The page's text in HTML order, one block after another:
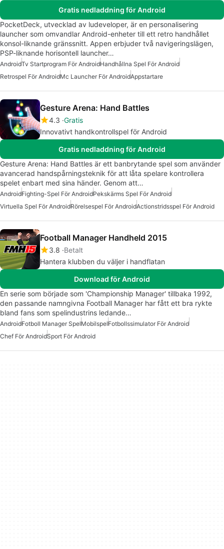
Gratis nedladdning för Android
PocketDeck, utvecklad av ludeveloper, är en personalisering
launcher som omvandlar Android-enheter till ett retro handhållet
konsol-liknande gränssnitt. Appen erbjuder två navigeringslägen,
PSP-liknande horisontell launcher…
AndroidTv Startprogram För AndroidHandhållna Spel För Android
Retrospel För AndroidMc Launcher För AndroidAppstartare
Gesture Arena: Hand Battles
4.3 Gratis
Innovativt handkontrollspel för Android
Gratis nedladdning för Android
Gesture Arena: Hand Battles är ett banbrytande spel som använder
avancerad handspårningsteknik för att låta spelare kontrollera
spelet enbart med sina händer. Genom att…
AndroidFighting-Spel För AndroidPekskärms Spel För Android
Virtuella Spel För AndroidRörelsespel För AndroidActionstridsspel För Android
Football Manager Handheld 2015
3.8 Betalt
Hantera klubben du väljer i handflatan
Download för Android
En serie som började som 'Championship Manager' tillbaka 1992,
den passande namngivna Football Manager har fått ett bra rykte
bland fans som spelindustrins ledande…
AndroidFotboll Manager SpelMobilspelFotbollssimulator För Android
Chef För AndroidSport För Android